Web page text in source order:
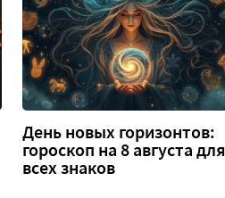
День новых горизонтов:
гороскоп на 8 августа для
всех знаков